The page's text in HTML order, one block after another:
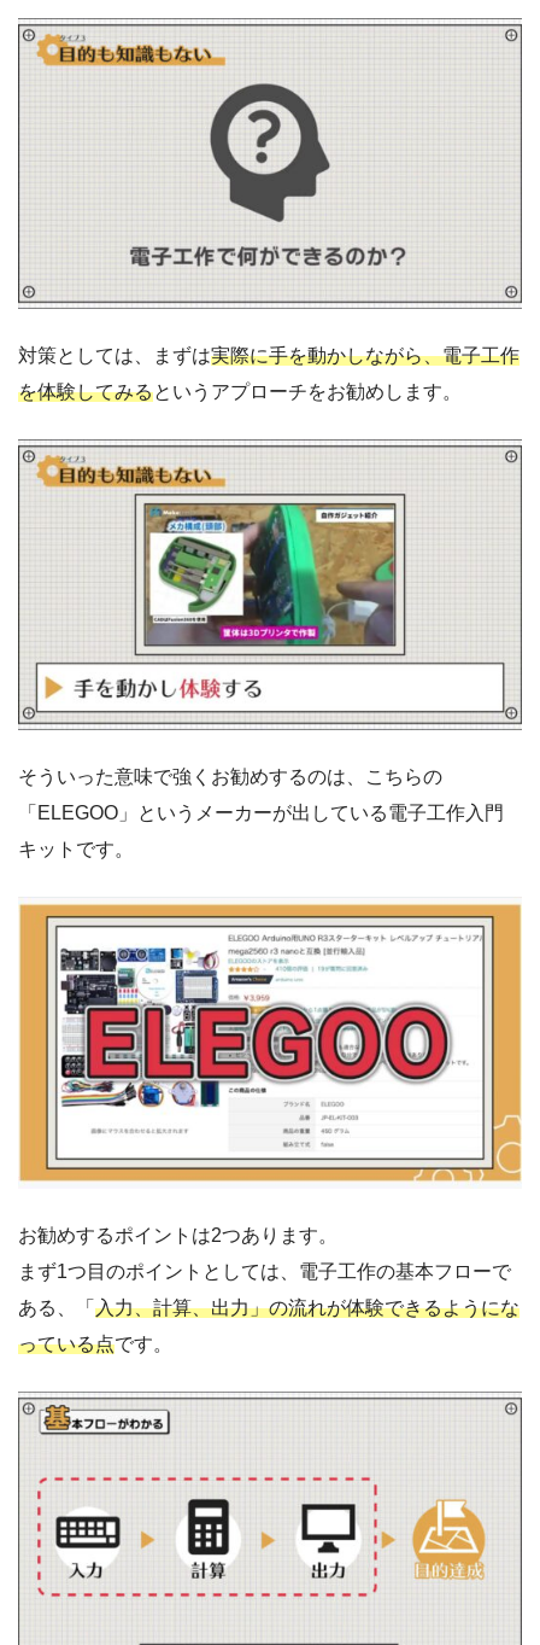
対策としては、まずは実際に手を動かしながら、電子工作
を体験してみるというアプローチをお勧めします。
そういった意味で強くお勧めするのは、こちらの
「ELEGOO」というメーカーが出している電子工作入門
キットです。
お勧めするポイントは2つあります。
まず1つ目のポイントとしては、電子工作の基本フローで
ある、「 入力、計算、出力」の流れが体験できるようにな
っている点です。